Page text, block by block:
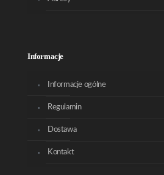
Informacje
Informacje ogólne
Regulamin
Dostawa
Kontakt